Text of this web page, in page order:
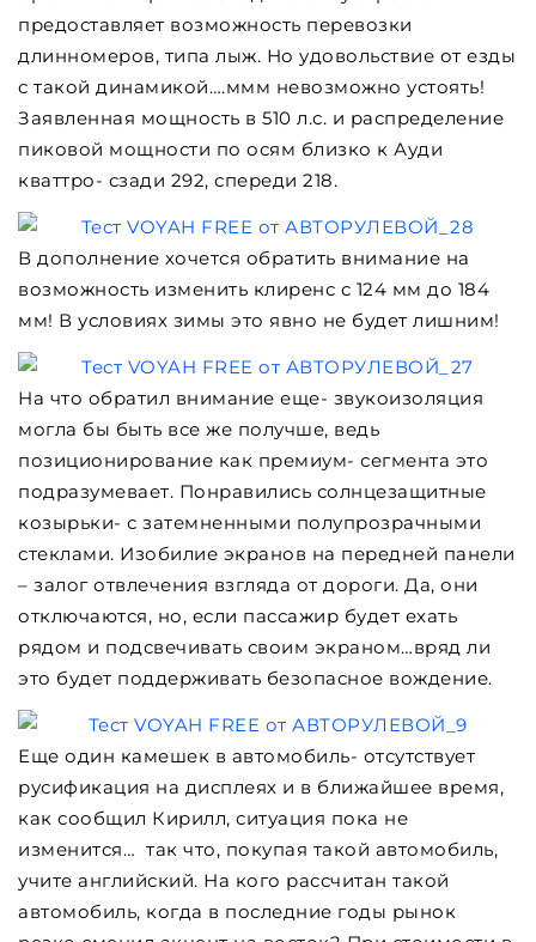
предоставляет возможность перевозки
длинномеров, типа лыж. Но удовольствие от езды
с такой динамикой….ммм невозможно устоять!
Заявленная мощность в 510 л.с. и распределение
пиковой мощности по осям близко к Ауди
кваттро- сзади 292, спереди 218.
В дополнение хочется обратить внимание на
возможность изменить клиренс с 124 мм до 184
мм! В условиях зимы это явно не будет лишним!
На что обратил внимание еще- звукоизоляция
могла бы быть все же получше, ведь
позиционирование как премиум- сегмента это
подразумевает. Понравились солнцезащитные
козырьки- с затемненными полупрозрачными
стеклами. Изобилие экранов на передней панели
– залог отвлечения взгляда от дороги. Да, они
отключаются, но, если пассажир будет ехать
рядом и подсвечивать своим экраном…вряд ли
это будет поддерживать безопасное вождение.
Еще один камешек в автомобиль- отсутствует
русификация на дисплеях и в ближайшее время,
как сообщил Кирилл, ситуация пока не
изменится… так что, покупая такой автомобиль,
учите английский. На кого рассчитан такой
автомобиль, когда в последние годы рынок